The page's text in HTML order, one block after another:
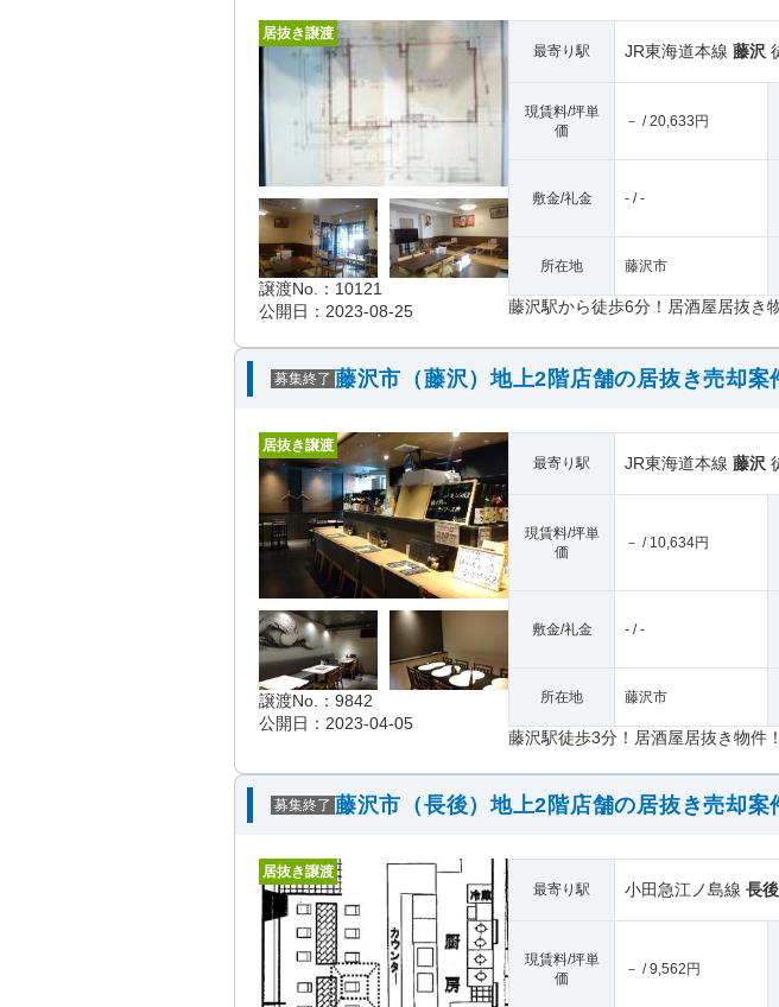
居抜き譲渡
譲渡No.：10121
公開日：2023-08-25
最寄り駅 JR東海道本線 藤沢
現賃料/坪単
価
－ / 20,633円
敷金/礼金 - / -
所在地 藤沢市
藤沢駅から徒歩6分！居酒屋居抜き
募集終了 藤沢市（藤沢）地上2階店舗の居抜き売却案
居抜き譲渡
譲渡No.：9842
公開日：2023-04-05
最寄り駅 JR東海道本線 藤沢
現賃料/坪単
価
－ / 10,634円
敷金/礼金 - / -
所在地 藤沢市
藤沢駅徒歩3分！居酒屋居抜き物件！
募集終了 藤沢市（長後）地上2階店舗の居抜き売却案
居抜き譲渡
最寄り駅
小田急江ノ島線 長後
現賃料/坪単
価
－ / 9,562円